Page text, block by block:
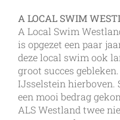
A LOCAL SWIM
A Local Swim
is opgezet een paar
deze local swim ook
groot succes
IJsselstein hierboven.
een mooi bedrag
ALS Westland twee